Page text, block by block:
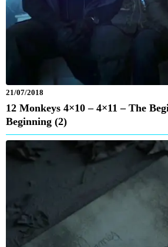
21/07/2018
12 Monkeys 4×10 – 4×11 – The
Beginning (2)